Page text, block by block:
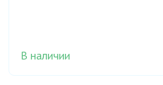
В наличии